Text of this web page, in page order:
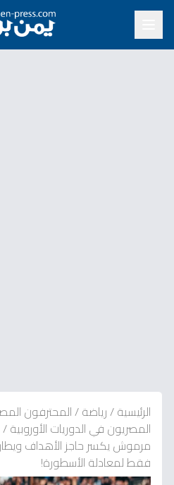
الرئيسية/رياضة/المحترفون
المصريون في الدوريات الأوروبية/
مرموش يكسر حاجز الأهداف
فقط لمعادلة الأسطورة!